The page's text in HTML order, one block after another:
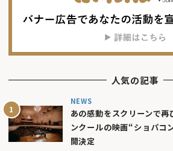
人気の記事
NEWS
あの感動をスクリーンで
ンクールの映画“ショパコ
開決定